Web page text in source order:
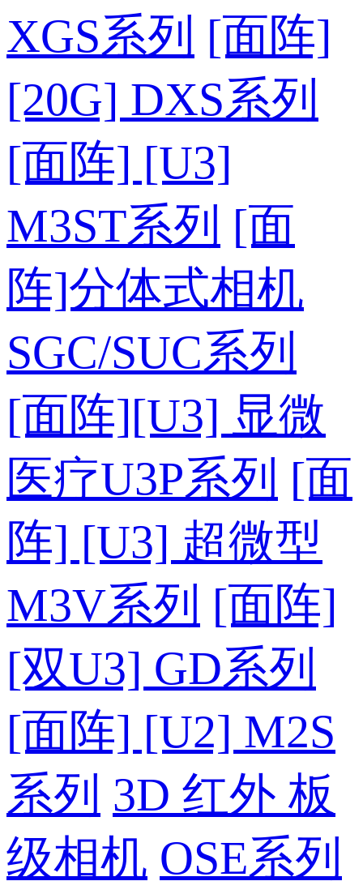
XGS系列 [面阵]
[20G] DXS系列
[面阵] [U3]
M3ST系列 [面
阵]分体式相机
SGC/SUC系列
[面阵][U3] 显微
医疗U3P系列 [面
阵] [U3] 超微型
M3V系列 [面阵]
[双U3] GD系列
[面阵] [U2] M2S
系列 3D 红外 板
级相机 OSE系列